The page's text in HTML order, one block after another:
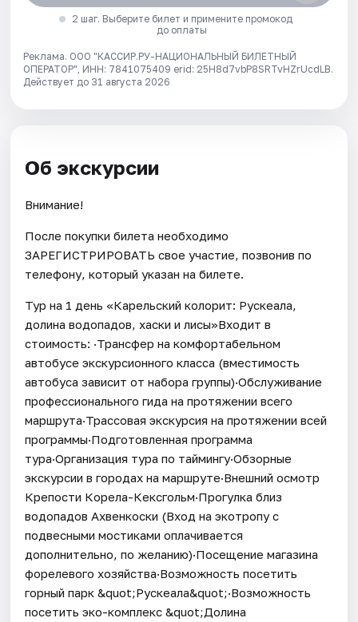
2 шаг. Выберите билет и примените промокод
до оплаты
Реклама. ООО "КАССИР.РУ-НАЦИОНАЛЬНЫЙ БИЛЕТНЫЙ
ОПЕРАТОР", ИНН: 7841075409 erid: 25H8d7vbP8SRTvHZrUcdLB.
Действует до 31 августа 2026
Об экскурсии
Внимание!
После покупки билета необходимо
ЗАРЕГИСТРИРОВАТЬ свое участие, позвонив по
телефону, который указан на билете.
Тур на 1 день «Карельский колорит: Рускеала,
долина водопадов, хаски и лисы»Входит в
стоимость: ·Трансфер на комфортабельном
автобусе экскурсионного класса (вместимость
автобуса зависит от набора группы)·Обслуживание
профессионального гида на протяжении всего
маршрута·Трассовая экскурсия на протяжении всей
программы·Подготовленная программа
тура·Организация тура по таймингу·Обзорные
экскурсии в городах на маршруте·Внешний осмотр
Крепости Корела-Кексгольм·Прогулка близ
водопадов Ахвенкоски (Вход на экотропу с
подвесными мостиками оплачивается
дополнительно, по желанию)·Посещение магазина
форелевого хозяйства·Возможность посетить
горный парк &quot;Рускеала&quot;·Возможность
посетить эко-комплекс &quot;Долина